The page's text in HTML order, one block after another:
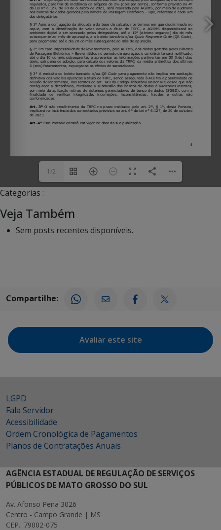
1/2
Categorias :
Veja Também
Sem posts recentes disponíveis.
Compartilhe:
Avaliar este site
LGPD
Fala Servidor
Acessibilidade
Ordem Cronológica de Pagamentos
Planos de Contratações Anuais
AGÊNCIA ESTADUAL DE REGULAÇÃO DE SERVIÇOS
PÚBLICOS DE MATO GROSSO DO SUL
Av. Afonso Pena 3026
Centro - Campo Grande | MS
CEP.: 79002-075